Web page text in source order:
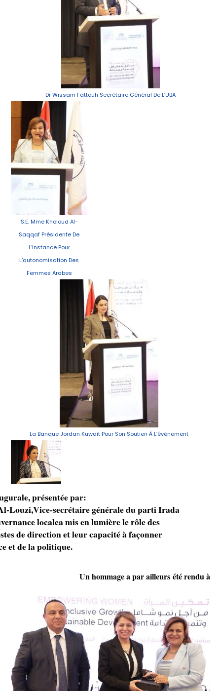
Dr Wissam Fattouh Secrétaire Général De L’UBA
S.E. Mme Kholoud Al-
Saqqaf Présidente De
L’Instance Pour
L’autonomisation Des
Femmes Arabes
La Banque Jordan Kuwait Pour Son Soutien À L’événement
présentée par:
Louzi,Vice-secrétaire générale du parti Irada
localea mis en lumière le rôle des
de direction et leur capacité à façonner
et de la politique.
Un hommage a par ailleurs été rendu à